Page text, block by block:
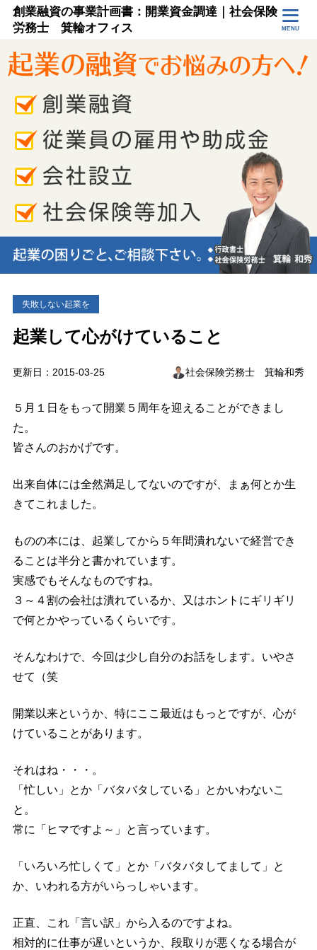
創業融資の事業計画書：開業資金調達｜社会保険
労務士 箕輪オフィス
MENU
失敗しない起業を
起業して心がけていること
更新日：2015-03-25 社会保険労務士 箕輪和秀
５月１日をもって開業５周年を迎えることができまし
た。
皆さんのおかげです。
出来自体には全然満足してないのですが、まぁ何とか生
きてこれました。
ものの本には、起業してから５年間潰れないで経営でき
ることは半分と書かれています。
実感でもそんなものですね。
３～４割の会社は潰れているか、又はホントにギリギリ
で何とかやっているくらいです。
そんなわけで、今回は少し自分のお話をします。いやさ
せて（笑
開業以来というか、特にここ最近はもっとですが、心が
けていることがあります。
それはね・・・。
「忙しい」とか「バタバタしている」とかいわないこ
と。
常に「ヒマですよ～」と言っています。
「いろいろ忙しくて」とか「バタバタしてまして」と
か、いわれる方がいらっしゃいます。
正直、これ「言い訳」から入るのですよね。
相対的に仕事が遅いというか、段取りが悪くなる場合が